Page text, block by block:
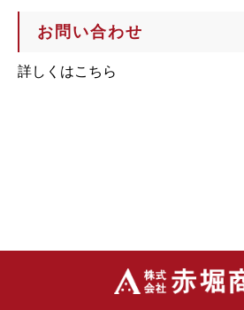
お問い合わせ
詳しくはこちら